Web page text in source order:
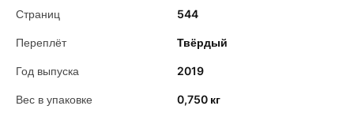
Страниц 544
Переплёт Твёрдый
Год выпуска 2019
Вес в упаковке 0,750 кг